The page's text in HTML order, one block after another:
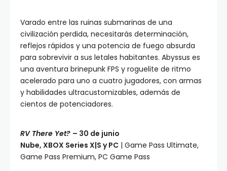
Varado entre las ruinas submarinas de una
civilización perdida, necesitarás determinación,
reflejos rápidos y una potencia de fuego absurda
para sobrevivir a sus letales habitantes. Abyssus es
una aventura brinepunk FPS y roguelite de ritmo
acelerado para uno a cuatro jugadores, con armas
y habilidades ultracustomizables, además de
cientos de potenciadores.
RV There Yet? – 30 de junio
Nube, XBOX Series X|S y PC | Game Pass Ultimate,
Game Pass Premium, PC Game Pass